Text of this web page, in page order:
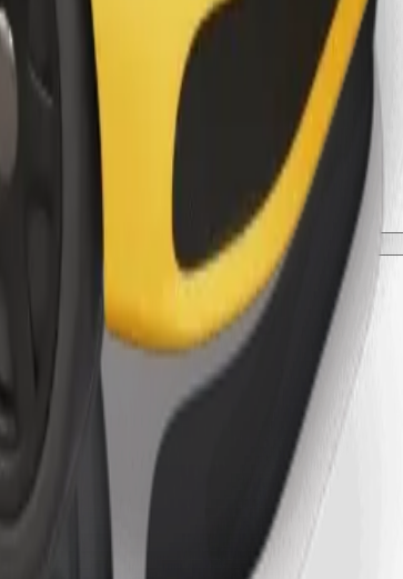
točne podatke o dobi, težini i visini.